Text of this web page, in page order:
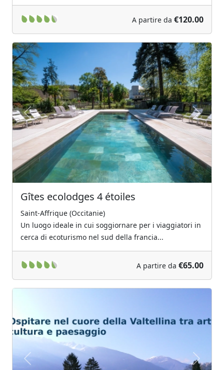
A partire da €120.00
Previous Next
Gîtes ecolodges 4 étoiles
Saint-Affrique (Occitanie)
Un luogo ideale in cui soggiornare per i viaggiatori in
cerca di ecoturismo nel sud della francia...
A partire da €65.00
Previous Next